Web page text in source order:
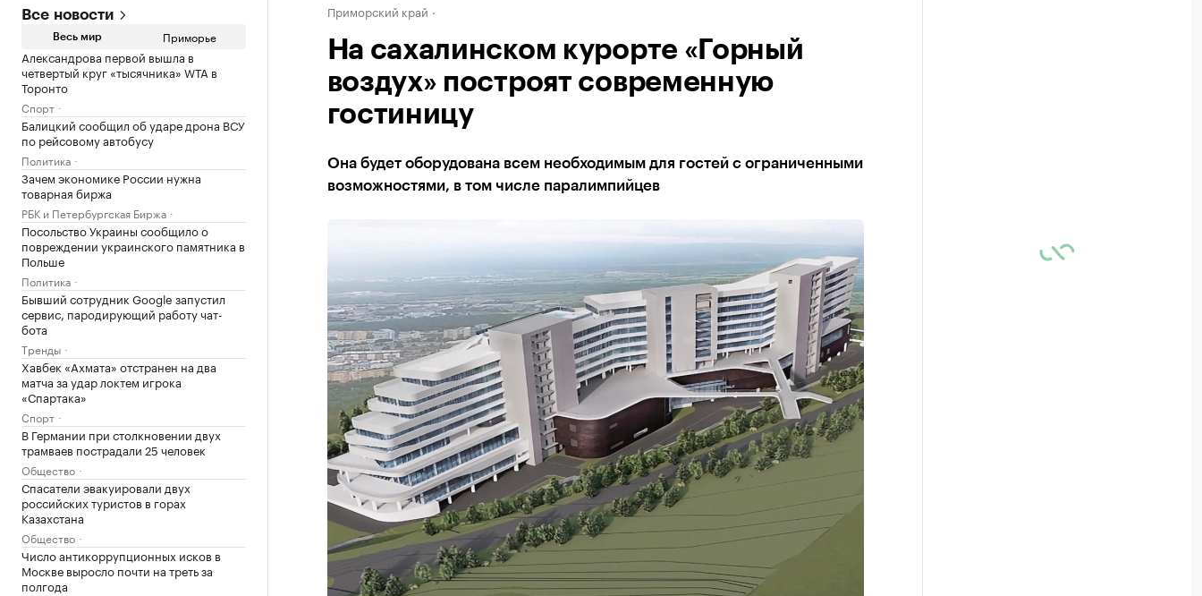
Все новости
Весь мир Приморье
Александрова первой вышла в
четвертый круг «тысячника» WTA в
Торонто
Спорт
Балицкий сообщил об ударе дрона ВСУ
по рейсовому автобусу
Политика
Зачем экономике России нужна
товарная биржа
РБК и Петербургская Биржа
Посольство Украины сообщило о
повреждении украинского памятника в
Польше
Политика
Бывший сотрудник Google запустил
сервис, пародирующий работу чат-
бота
Тренды
Хавбек «Ахмата» отстранен на два
матча за удар локтем игрока
«Спартака»
Спорт
В Германии при столкновении двух
трамваев пострадали 25 человек
Общество
Спасатели эвакуировали двух
российских туристов в горах
Казахстана
Общество
Число антикоррупционных исков в
Москве выросло почти на треть за
полгода
Приморский край
На сахалинском курорте «Горный
воздух» построят современную
гостиницу
Она будет оборудована всем необходимым для гостей с ограниченными
возможностями, в том числе паралимпийцев